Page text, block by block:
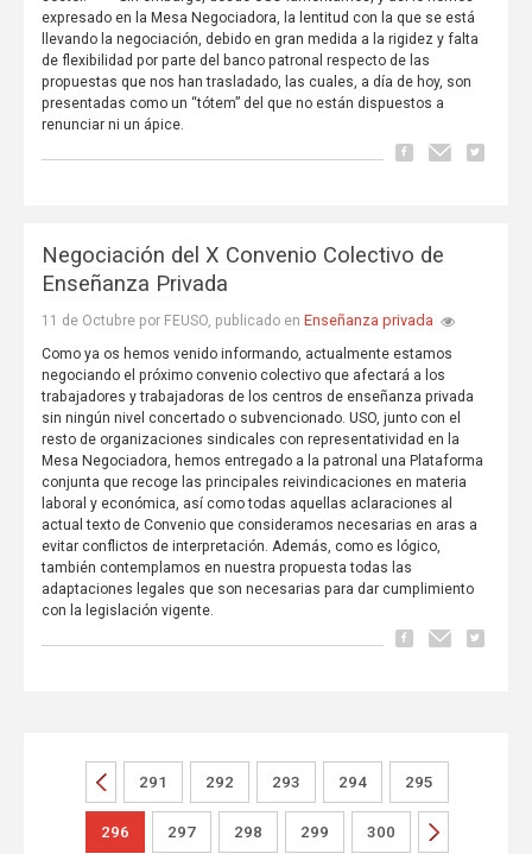
expresado en la Mesa Negociadora, la lentitud con la que se está
llevando la negociación, debido en gran medida a la rigidez y falta
de flexibilidad por parte del banco patronal respecto de las
propuestas que nos han trasladado, las cuales, a día de hoy, son
presentadas como un “tótem” del que no están dispuestos a
renunciar ni un ápice.
Negociación del X Convenio Colectivo de
Enseñanza Privada
11 de Octubre por FEUSO, publicado en Enseñanza privada
Como ya os hemos venido informando, actualmente estamos
negociando el próximo convenio colectivo que afectará a los
trabajadores y trabajadoras de los centros de enseñanza privada
sin ningún nivel concertado o subvencionado. USO, junto con el
resto de organizaciones sindicales con representatividad en la
Mesa Negociadora, hemos entregado a la patronal una Plataforma
conjunta que recoge las principales reivindicaciones en materia
laboral y económica, así como todas aquellas aclaraciones al
actual texto de Convenio que consideramos necesarias en aras a
evitar conflictos de interpretación. Además, como es lógico,
también contemplamos en nuestra propuesta todas las
adaptaciones legales que son necesarias para dar cumplimiento
con la legislación vigente.
291 292 293 294 295
296 297 298 299 300